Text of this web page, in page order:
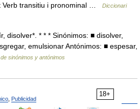
transitiu i pronominal …
Diccionari
* * * Sinónimos: ■ disolver,
emulsionar Antónimos: ■ espesar,
sinónimos y antónimos
18+
Publicidad